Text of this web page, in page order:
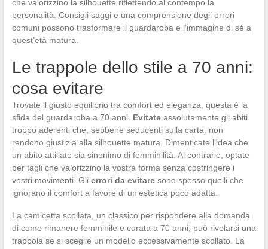
che valorizzino la silhouette riflettendo al contempo la
personalità. Consigli saggi e una comprensione degli errori
comuni possono trasformare il guardaroba e l’immagine di sé a
quest’età matura.
Le trappole dello stile a 70 anni:
cosa evitare
Trovate il giusto equilibrio tra comfort ed eleganza, questa è la
sfida del guardaroba a 70 anni. Evitateassolutamente gli abiti
troppo aderenti che, sebbene seducenti sulla carta, non
rendono giustizia alla silhouette matura. Dimenticate l’idea che
un abito attillato sia sinonimo di femminilità. Al contrario, optate
per tagli che valorizzino la vostra forma senza costringere i
vostri movimenti. Gli errori da evitaresono spesso quelli che
ignorano il comfort a favore di un’estetica poco adatta.
La camicetta scollata, un classico per rispondere alla domanda
di come rimanere femminile e curata a 70 anni, può rivelarsi una
trappola se si sceglie un modello eccessivamente scollato. La